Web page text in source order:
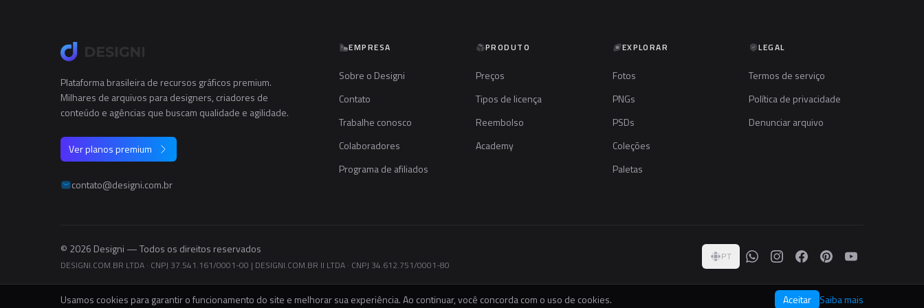
Plataforma brasileira de recursos gráficos premium.
Milhares de arquivos para designers, criadores de
conteúdo e agências que buscam qualidade e agilidade.
Ver planos premium
contato@designi.com.br
EMPRESA
Sobre o Designi
Contato
Trabalhe conosco
Colaboradores
Programa de afiliados
PRODUTO
Preços
Tipos de licença
Reembolso
Academy
EXPLORAR
Fotos
PNGs
PSDs
Coleções
Paletas
LEGAL
Termos de serviço
Política de privacidade
Denunciar arquivo
© 2026 Designi — Todos os direitos reservados
DESIGNI.COM.BR LTDA · CNPJ 37.541.161/0001-00 | DESIGNI.COM.BR II LTDA · CNPJ 34.612.751/0001-80
PT
Usamos cookies para garantir o funcionamento do site e melhorar sua experiência. Ao continuar, você concorda com o uso de cookies. Aceitar Saiba mais